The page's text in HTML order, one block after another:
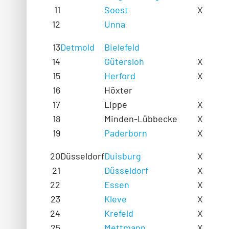
11
Soest
X
12
Unna
13Detmold Bielefeld
14
Gütersloh
X
15
Herford
X
16
Höxter
17
Lippe
X
18
Minden-Lübbecke
X
19
Paderborn X
20DüsseldorfDuisburg
X
21
Düsseldorf
X
22
Essen
X
23
Kleve
X
24
Krefeld
X